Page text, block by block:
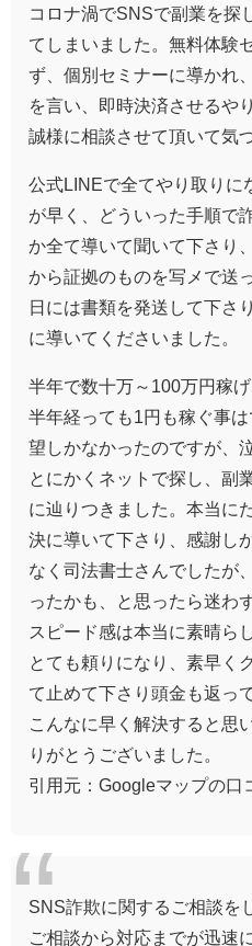
コロナ渦でSNSで副業を探
てしまいました。無料体験
ず、個別セミナーに導かれ
を言い、即時決済させるや
誠様に相談させて頂いて気
公式LINEで全てやり取りに
が早く、どういった手順で
か全て導いて聞いて下さり
から証拠のものを写メで送
日には書類を発送して下さ
に導いてくださいました。
半年で数十万～100万円稼
半年経っても1円も稼ぐ事
望しかなかったのですが、
とにかくネットで探し、副
に辿りつきました。本当に
決に導いて下さり、感謝し
なく司法書士さんでしたが
ったかも、と思ったら迷わ
スピード感は本当に素晴ら
とても頼りになり、素早く
て止めて下さり頭金も返っ
こんなに早く解決すると思
りがとうございました。
引用元：Googleマップの口
SNS詐欺に関するご相談を
ご相談から対応までが迅速